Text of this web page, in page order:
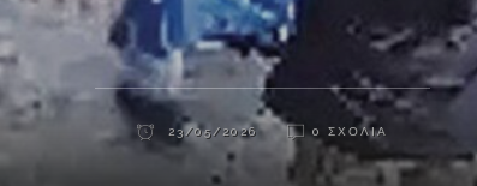
23/05/2026 0 ΣΧΌΛΙΑ